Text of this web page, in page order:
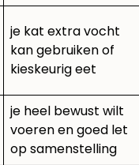
je kat extra vocht
kan gebruiken of
kieskeurig eet
je heel bewust wilt
voeren en goed let
op samenstelling